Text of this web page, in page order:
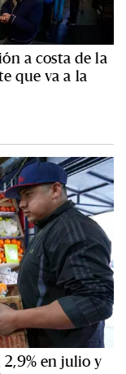
a costa de la
que va a la
2,9% en julio y